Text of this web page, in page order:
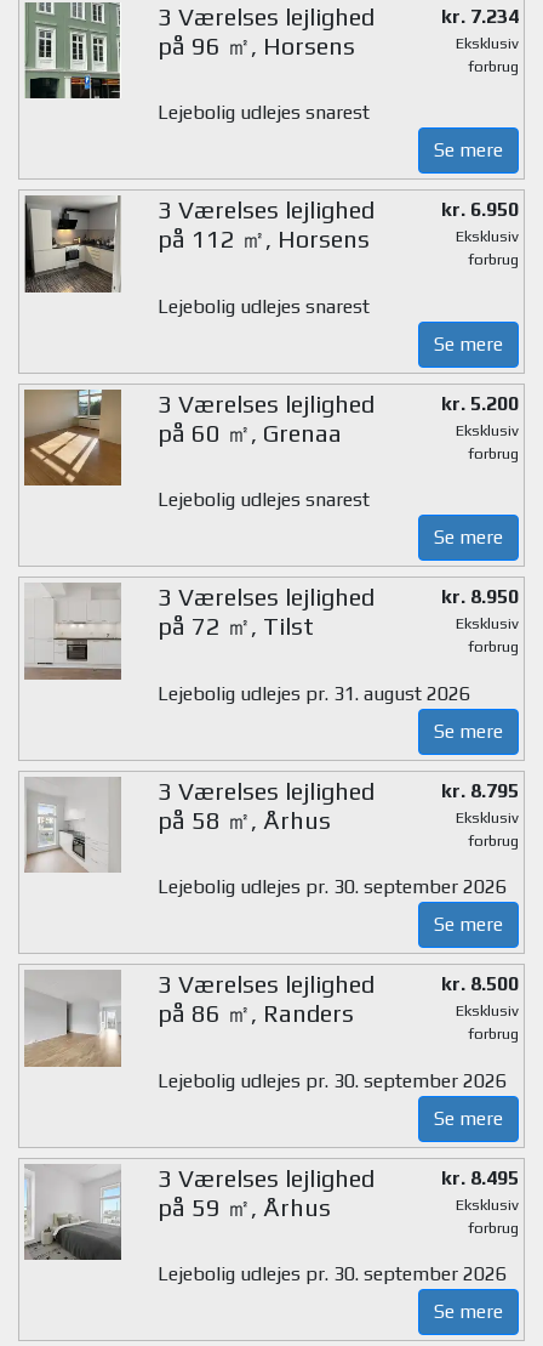
3 Værelses lejlighed
på 96 ㎡, Horsens
kr. 7.234
Eksklusiv
forbrug
Lejebolig udlejes snarest
Se mere
3 Værelses lejlighed
på 112 ㎡, Horsens
kr. 6.950
Eksklusiv
forbrug
Lejebolig udlejes snarest
Se mere
3 Værelses lejlighed
på 60 ㎡, Grenaa
kr. 5.200
Eksklusiv
forbrug
Lejebolig udlejes snarest
Se mere
3 Værelses lejlighed
på 72 ㎡, Tilst
kr. 8.950
Eksklusiv
forbrug
Lejebolig udlejes pr. 31. august 2026
Se mere
3 Værelses lejlighed
på 58 ㎡, Århus
kr. 8.795
Eksklusiv
forbrug
Lejebolig udlejes pr. 30. september 2026
Se mere
3 Værelses lejlighed
på 86 ㎡, Randers
kr. 8.500
Eksklusiv
forbrug
Lejebolig udlejes pr. 30. september 2026
Se mere
3 Værelses lejlighed
på 59 ㎡, Århus
kr. 8.495
Eksklusiv
forbrug
Lejebolig udlejes pr. 30. september 2026
Se mere